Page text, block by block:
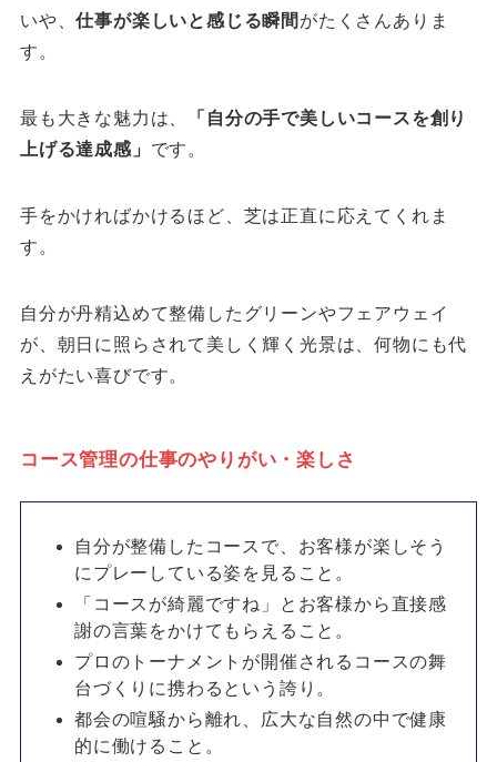
いや、仕事が楽しいと感じる瞬間 がたくさんありま
す。
最も大きな魅力は、
「自分の手で美しいコースを創り
上げる達成感」 です。
手をかければかけるほど、芝は正直に応えてくれま
す。
自分が丹精込めて整備したグリーンやフェアウェイ
が、朝日に照らされて美しく輝く光景は、何物にも代
えがたい喜びです。
コース管理の仕事のやりがい・楽しさ
自分が整備したコースで、お客様が楽しそう
にプレーしている姿を見ること。
「コースが綺麗ですね」とお客様から直接感
謝の言葉をかけてもらえること。
プロのトーナメントが開催されるコースの舞
台づくりに携わるという誇り。
都会の喧騒から離れ、広大な自然の中で健康
的に働けること。